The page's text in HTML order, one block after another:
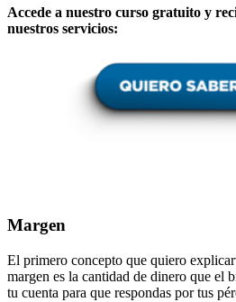
Accede a nuestro curso gratuito y
nuestros servicios:
Margen
El primero concepto que quiero
margen es la cantidad de dinero que el
tu cuenta para que respondas por tus